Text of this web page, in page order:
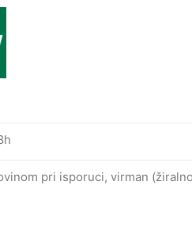
pri isporuci, virman